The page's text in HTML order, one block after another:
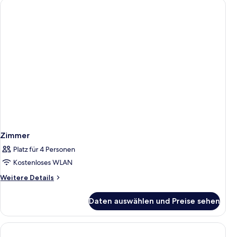
Zimmer
Platz für 4 Personen
Kostenloses WLAN
Weitere Details
Weitere
Daten auswählen und Preise sehen